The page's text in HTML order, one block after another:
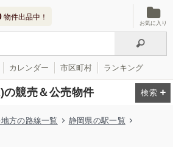
物件出品中！
お気に入り
カレンダー 市区町村 ランキング
の競売＆公売物件
方の路線一覧
静岡県の駅一覧